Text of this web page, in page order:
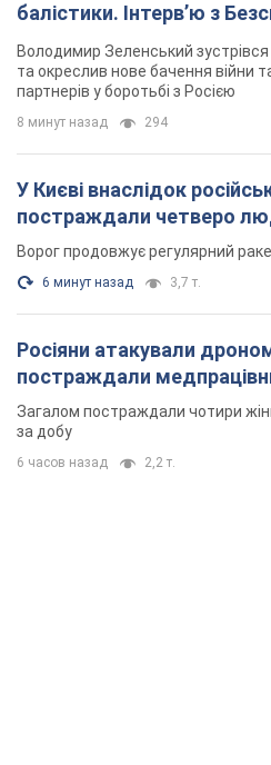
балістики. Інтерв’ю з
Володимир Зеленський
та окреслив нове бачення війни
партнерів у боротьбі з Росією
8 минут назад 294
У Києві внаслідок
постраждали четверо
Ворог продовжує регулярний
6 минут назад 3,7 т.
Росіяни атакували
постраждали
Загалом постраждали чотири
за добу
6 часов назад 2,2 т.